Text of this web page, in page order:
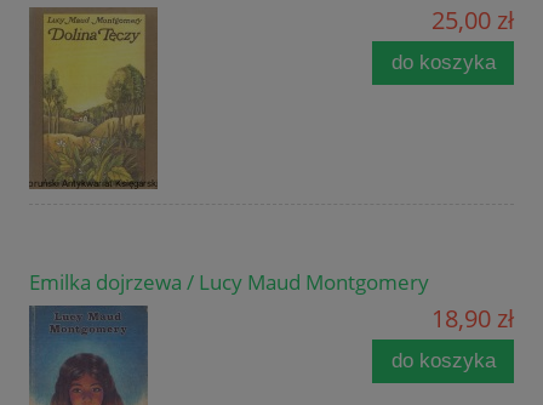
25,00 zł
do koszyka
Emilka dojrzewa / Lucy Maud Montgomery
18,90 zł
do koszyka